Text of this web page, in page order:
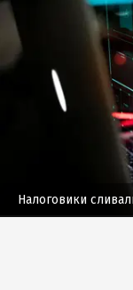
Налоговики